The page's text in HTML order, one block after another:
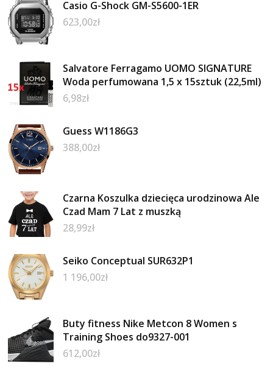
Casio G-Shock GM-S5600-1ER
623,00zł
Salvatore Ferragamo UOMO SIGNATURE
Woda perfumowana 1,5 x 15sztuk (22,5ml)
6,98zł
Guess W1186G3
388,00zł
Czarna Koszulka dziecięca urodzinowa Ale
Czad Mam 7 Lat z muszką
28,99zł
Seiko Conceptual SUR632P1
1 196,00zł
Buty fitness Nike Metcon 8 Women s
Training Shoes do9327-001
612,00zł